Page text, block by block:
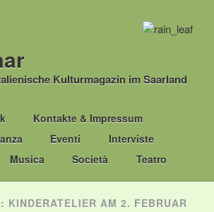
Kulturmagazin im Saarland
Kontakte & Impressum
Eventi
Interviste
Musica Società Teatro
KINDERATELIER AM 2. FEBRUAR